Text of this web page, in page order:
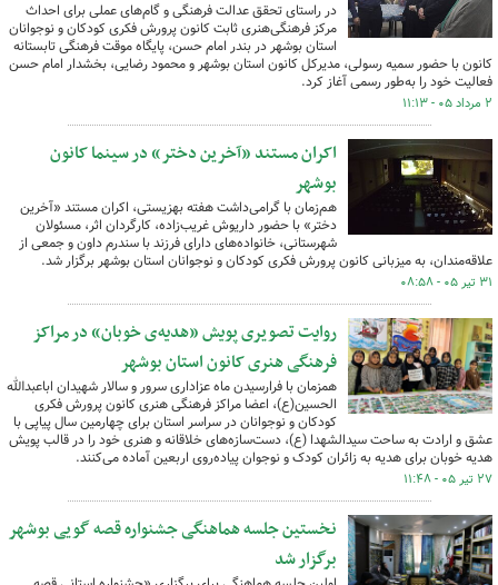
در راستای تحقق عدالت فرهنگی و گام‌های عملی برای احداث
مرکز فرهنگی‌هنری ثابت کانون پرورش فکری کودکان و نوجوانان
استان بوشهر در بندر امام حسن، پایگاه موقت فرهنگی تابستانه
کانون با حضور سمیه رسولی، مدیرکل کانون استان بوشهر و محمود رضایی، بخشدار امام حسن
فعالیت خود را به‌طور رسمی آغاز کرد.
۲ مرداد ۰۵ - ۱۱:۱۳
اکران مستند «آخرین دختر» در سینما کانون
بوشهر
هم‌زمان با گرامی‌داشت هفته بهزیستی، اکران مستند «آخرین
دختر» با حضور داریوش غریب‌زاده، کارگردان اثر، مسئولان
شهرستانی، خانواده‌های دارای فرزند با سندرم داون و جمعی از
علاقه‌مندان، به میزبانی کانون پرورش فکری کودکان و نوجوانان استان بوشهر برگزار شد.
۳۱ تیر ۰۵ - ۰۸:۵۸
روایت تصویری پویش «هدیه‌ی خوبان» در مراکز
فرهنگی هنری کانون استان بوشهر
همزمان با فرارسیدن ماه‌ عزاداری سرور و سالار شهیدان اباعبدالله
الحسین(ع)، اعضا مراکز فرهنگی هنری کانون پرورش فکری
کودکان و نوجوانان در سراسر استان برای چهارمین سال پیاپی با
عشق و ارادت به ساحت سیدالشهدا (ع)، دست‌سازه‌های خلاقانه و هنری خود را در قالب پویش
هدیه خوبان برای هدیه به زائران کودک و نوجوان پیاده‌روی اربعین آماده می‌کنند.
۲۷ تیر ۰۵ - ۱۱:۴۸
نخستین جلسه هماهنگی جشنواره قصه گویی بوشهر
برگزار شد